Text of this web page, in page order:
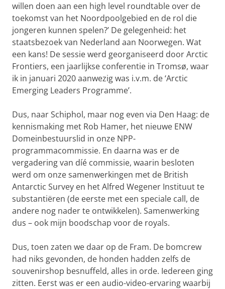
willen doen aan een high level roundtable over de
toekomst van het Noordpoolgebied en de rol die
jongeren kunnen spelen?’ De gelegenheid: het
staatsbezoek van Nederland aan Noorwegen. Wat
een kans! De sessie werd georganiseerd door Arctic
Frontiers, een jaarlijkse conferentie in Tromsø, waar
ik in januari 2020 aanwezig was i.v.m. de ‘Arctic
Emerging Leaders Programme’.
Dus, naar Schiphol, maar nog even via Den Haag: de
kennismaking met Rob Hamer, het nieuwe ENW
Domeinbestuurslid in onze NPP-
programmacommissie. En daarna was er de
vergadering van díé commissie, waarin besloten
werd om onze samenwerkingen met de British
Antarctic Survey en het Alfred Wegener Instituut te
substantiëren (de eerste met een speciale call, de
andere nog nader te ontwikkelen). Samenwerking
dus – ook mijn boodschap voor de royals.
Dus, toen zaten we daar op de Fram. De bomcrew
had niks gevonden, de honden hadden zelfs de
souvenirshop besnuffeld, alles in orde. Iedereen ging
zitten. Eerst was er een audio-video-ervaring waarbij